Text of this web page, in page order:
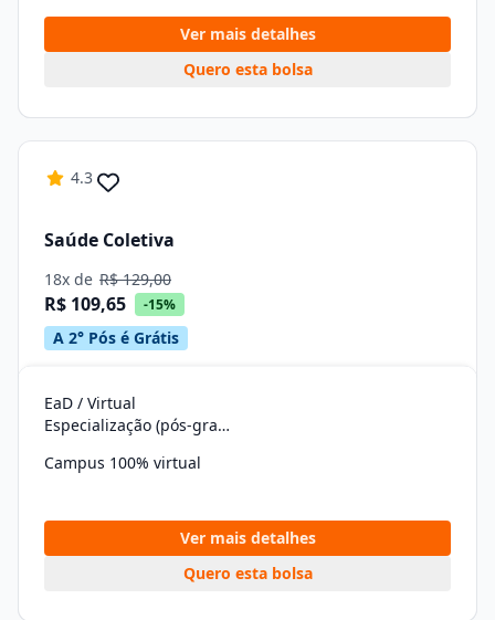
Ver mais detalhes
Quero esta bolsa
4.3
Saúde Coletiva
18x de R$ 129,00
R$ 109,65 -15%
A 2° Pós é Grátis
EaD / Virtual
Especialização (pós-graduação)
Campus 100% virtual
Ver mais detalhes
Quero esta bolsa